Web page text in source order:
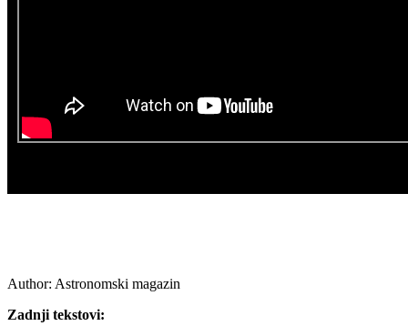
Author: Astronomski magazin
Zadnji tekstovi: